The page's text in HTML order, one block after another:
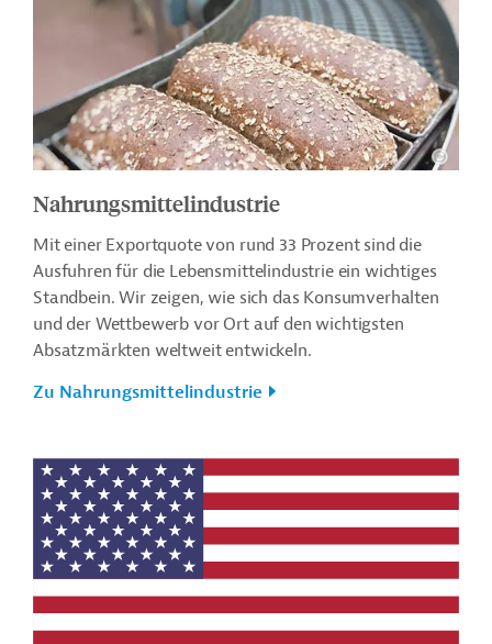
Nahrungsmittelindustrie
Mit einer Exportquote von rund 33 Prozent sind die
Ausfuhren für die Lebensmittelindustrie ein wichtiges
Standbein. Wir zeigen, wie sich das Konsumverhalten
und der Wettbewerb vor Ort auf den wichtigsten
Absatzmärkten weltweit entwickeln.
Zu Nahrungsmittelindustrie